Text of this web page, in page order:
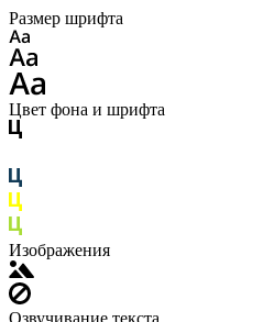
Размер шрифта
Цвет фона и шрифта
Изображения
Озвучивание текста